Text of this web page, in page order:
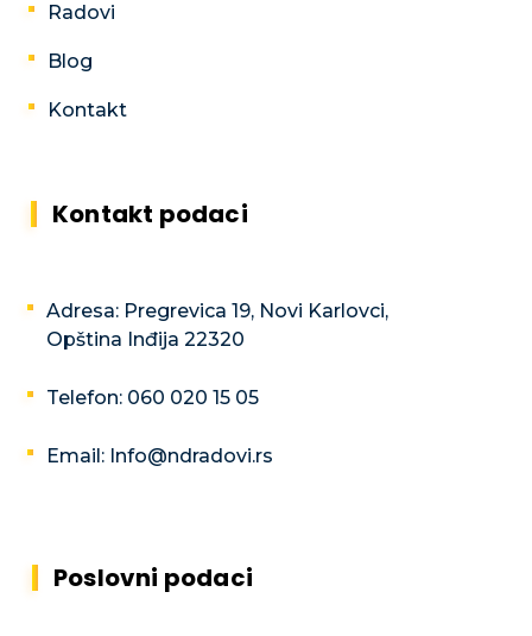
Radovi
Blog
Kontakt
Kontakt podaci
Adresa: Pregrevica 19, Novi Karlovci,
Opština Inđija 22320
Telefon: 060 020 15 05
Email: Info@ndradovi.rs
Poslovni podaci